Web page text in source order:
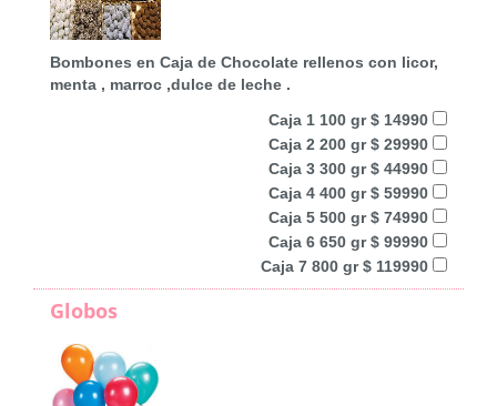
Bombones en Caja de Chocolate rellenos con licor,
menta , marroc ,dulce de leche .
Caja 1 100 gr $ 14990
Caja 2 200 gr $ 29990
Caja 3 300 gr $ 44990
Caja 4 400 gr $ 59990
Caja 5 500 gr $ 74990
Caja 6 650 gr $ 99990
Caja 7 800 gr $ 119990
Globos